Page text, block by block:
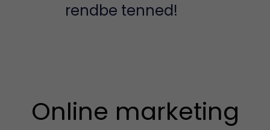
rendbe tenned!
Online marketing